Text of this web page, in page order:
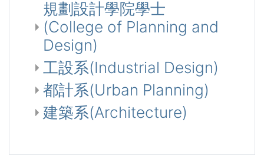
規劃設計學院學士
(College of Planning and
Design)
工設系(Industrial Design)
都計系(Urban Planning)
建築系(Architecture)